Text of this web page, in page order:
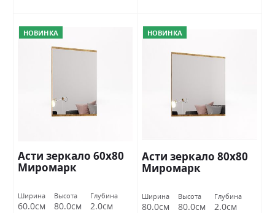
НОВИНКА
Асти зеркало 60х80
Миромарк
Ширина
60.0см
Высота
80.0см
Глубина
2.0см
НОВИНКА
Асти зеркало 80х80
Миромарк
Ширина
80.0см
Высота
80.0см
Глубина
2.0см